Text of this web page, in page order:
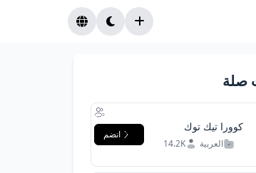
صلة
كوورا تيك توك
العربية 14.2K
انضم